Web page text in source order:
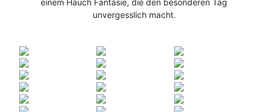
unvergesslich macht.